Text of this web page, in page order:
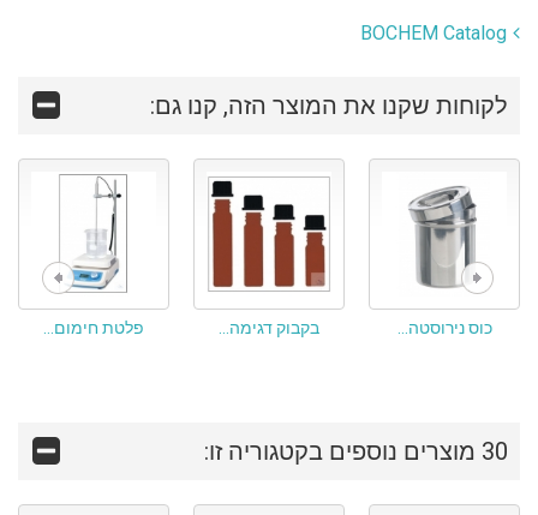
BOCHEM Catalog
לקוחות שקנו את המוצר הזה, קנו גם:
פלטת חימום... בקבוק דגימה... כוס נירוסטה...
30 מוצרים נוספים בקטגוריה זו: